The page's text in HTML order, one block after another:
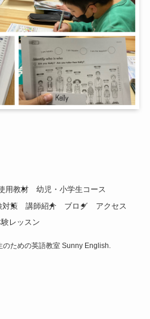
用教材
幼児・小学生コース
対策 講師紹介 ブログ
アクセス
レッスン
のための英語教室 Sunny English.